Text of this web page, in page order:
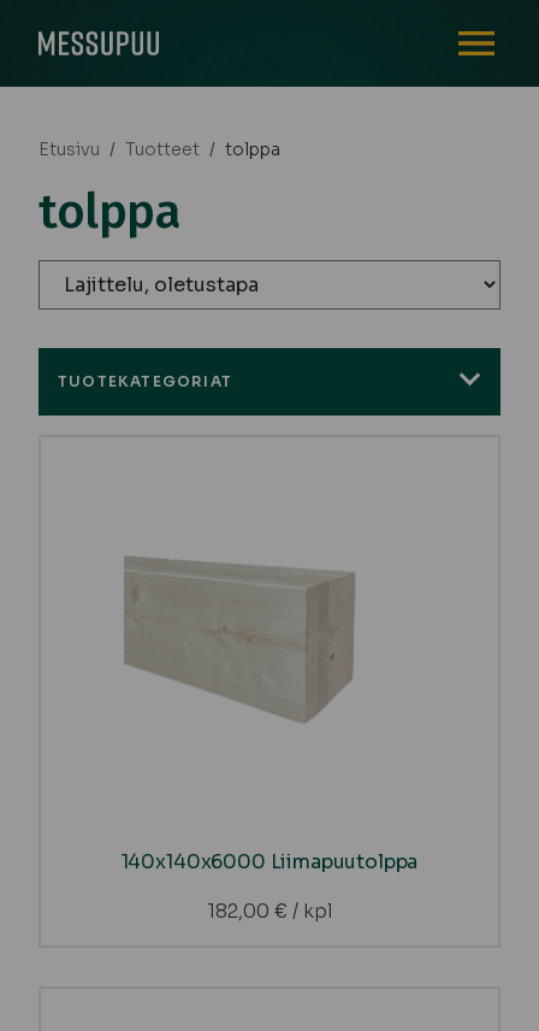
Etusivu / Tuotteet / tolppa
tolppa
TUOTEKATEGORIAT
140x140x6000 Liimapuutolppa
182,00 € / kpl